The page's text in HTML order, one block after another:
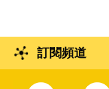
訂閱頻道